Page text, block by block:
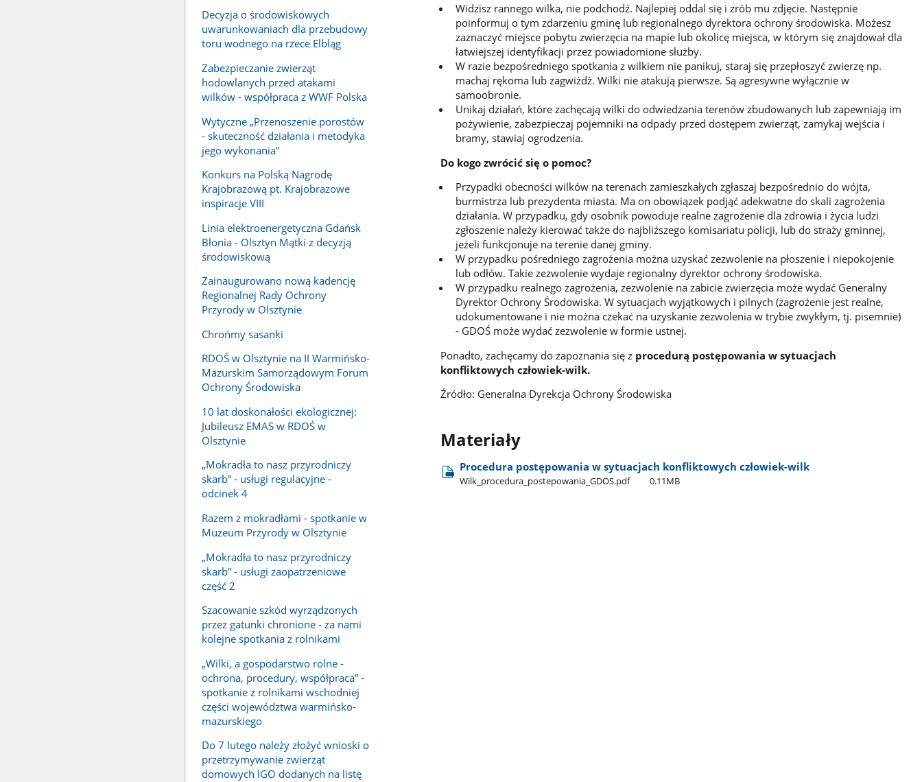
Decyzja o środowiskowych
uwarunkowaniach dla przebudowy
toru wodnego na rzece Elbląg
Zabezpieczanie zwierząt
hodowlanych przed atakami
wilków - współpraca z WWF Polska
Wytyczne „Przenoszenie porostów
- skuteczność działania i metodyka
jego wykonania”
Konkurs na Polską Nagrodę
Krajobrazową pt. Krajobrazowe
inspiracje VIII
Linia elektroenergetyczna Gdańsk
Błonia - Olsztyn Mątki z decyzją
środowiskową
Zainaugurowano nową kadencję
Regionalnej Rady Ochrony
Przyrody w Olsztynie
Chrońmy sasanki
RDOŚ w Olsztynie na II Warmińsko-
Mazurskim Samorządowym Forum
Ochrony Środowiska
10 lat doskonałości ekologicznej:
Jubileusz EMAS w RDOŚ w
Olsztynie
„Mokradła to nasz przyrodniczy
skarb” - usługi regulacyjne -
odcinek 4
Razem z mokradłami - spotkanie w
Muzeum Przyrody w Olsztynie
„Mokradła to nasz przyrodniczy
skarb” - usługi zaopatrzeniowe
część 2
Szacowanie szkód wyrządzonych
przez gatunki chronione - za nami
kolejne spotkania z rolnikami
„Wilki, a gospodarstwo rolne -
ochrona, procedury, współpraca” -
spotkanie z rolnikami wschodniej
części województwa warmińsko-
mazurskiego
Do 7 lutego należy złożyć wnioski o
przetrzymywanie zwierząt
domowych IGO dodanych na listę
Widzisz rannego wilka, nie podchodź. Najlepiej oddal się i zrób mu zdjęcie. Następnie
poinformuj o tym zdarzeniu gminę lub regionalnego dyrektora ochrony środowiska. Możesz
zaznaczyć miejsce pobytu zwierzęcia na mapie lub okolicę miejsca, w którym się znajdował dla
łatwiejszej identyfikacji przez powiadomione służby.
W razie bezpośredniego spotkania z wilkiem nie panikuj, staraj się przepłoszyć zwierzę np.
machaj rękoma lub zagwiżdż. Wilki nie atakują pierwsze. Są agresywne wyłącznie w
samoobronie.
Unikaj działań, które zachęcają wilki do odwiedzania terenów zbudowanych lub zapewniają im
pożywienie, zabezpieczaj pojemniki na odpady przed dostępem zwierząt, zamykaj wejścia i
bramy, stawiaj ogrodzenia.
Do kogo zwrócić się o pomoc?
Przypadki obecności wilków na terenach zamieszkałych zgłaszaj bezpośrednio do wójta,
burmistrza lub prezydenta miasta. Ma on obowiązek podjąć adekwatne do skali zagrożenia
działania. W przypadku, gdy osobnik powoduje realne zagrożenie dla zdrowia i życia ludzi
zgłoszenie należy kierować także do najbliższego komisariatu policji, lub do straży gminnej,
jeżeli funkcjonuje na terenie danej gminy.
W przypadku pośredniego zagrożenia można uzyskać zezwolenie na płoszenie i niepokojenie
lub odłów. Takie zezwolenie wydaje regionalny dyrektor ochrony środowiska.
W przypadku realnego zagrożenia, zezwolenie na zabicie zwierzęcia może wydać Generalny
Dyrektor Ochrony Środowiska. W sytuacjach wyjątkowych i pilnych (zagrożenie jest realne,
udokumentowane i nie można czekać na uzyskanie zezwolenia w trybie zwykłym, tj. pisemnie)
- GDOŚ może wydać zezwolenie w formie ustnej.
Ponadto, zachęcamy do zapoznania się z procedurą postępowania w sytuacjach
konfliktowych człowiek-wilk.
Źródło: Generalna Dyrekcja Ochrony Środowiska
Materiały
Procedura postępowania w sytuacjach konfliktowych człowiek-wilk
Wilk​_procedura​_postepowania​_GDOS.pdf 0.11MB